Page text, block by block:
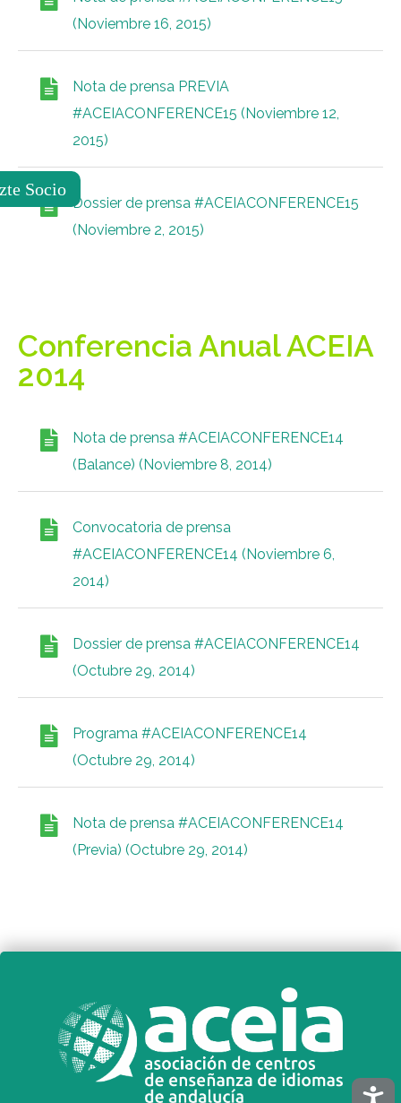
(Noviembre 16, 2015)
Nota de prensa PREVIA
#ACEIACONFERENCE15 (Noviembre 12,
2015)
Dossier de prensa #ACEIACONFERENCE15
(Noviembre 2, 2015)
Conferencia Anual ACEIA
2014
Nota de prensa #ACEIACONFERENCE14
(Balance) (Noviembre 8, 2014)
Convocatoria de prensa
#ACEIACONFERENCE14 (Noviembre 6,
2014)
Dossier de prensa #ACEIACONFERENCE14
(Octubre 29, 2014)
Programa #ACEIACONFERENCE14
(Octubre 29, 2014)
Nota de prensa #ACEIACONFERENCE14
(Previa) (Octubre 29, 2014)
Socio